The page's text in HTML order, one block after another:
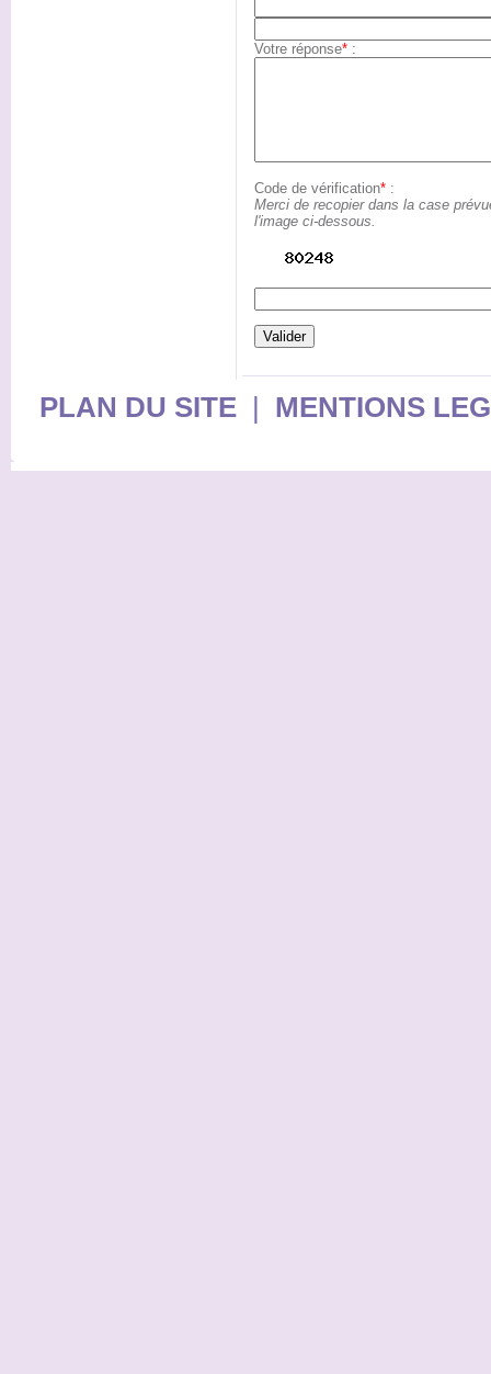
Votre réponse*:
Code de vérification*:
Merci de recopier dans la case
l'image ci-dessous.
PLAN DU SITE| MENTIONS